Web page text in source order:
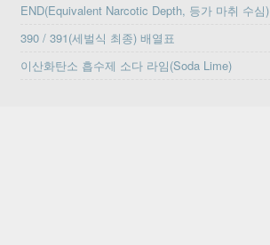
END(Equivalent Narcotic Depth, 등가 마취 수심)
390 / 391(세벌식 최종) 배열표
이산화탄소 흡수제 소다 라임(Soda Lime)